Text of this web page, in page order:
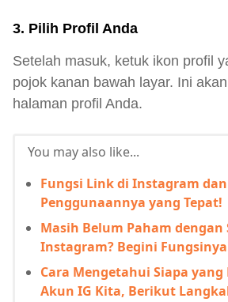
3. Pilih Profil Anda
Setelah masuk, ketuk ikon profil
pojok kanan bawah layar. Ini
halaman profil Anda.
You may also like...
Fungsi Link di Instagram dan
Penggunaannya yang Tepat!
Masih Belum Paham
Instagram? Begini
Cara Mengetahui Siapa
Akun IG Kita, Berikut